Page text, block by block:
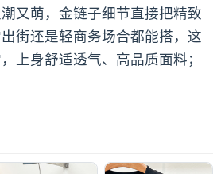
又萌，金链子细节直接把精致
街还是轻商务场合都能搭，这
上身舒适透气、高品质面料；